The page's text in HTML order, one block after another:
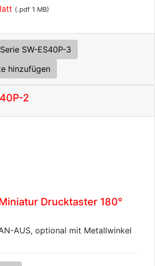
(.pdf 1 MB)
SW-ES40P-3
hinzufügen
2
Drucktaster 180°
AUS, optional mit Metallwinkel